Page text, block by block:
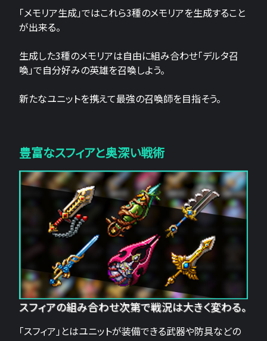
「メモリア生成」ではこれら3種のメモリアを生成すること
が出来る。
生成した3種のメモリアは自由に組み合わせ「デルタ召
喚」で自分好みの英雄を召喚しよう。
新たなユニットを携えて最強の召喚師を目指そう。
豊富なスフィアと奥深い戦術
スフィアの組み合わせ次第で戦況は大きく変わる。
「スフィア」とはユニットが装備できる武器や防具などの